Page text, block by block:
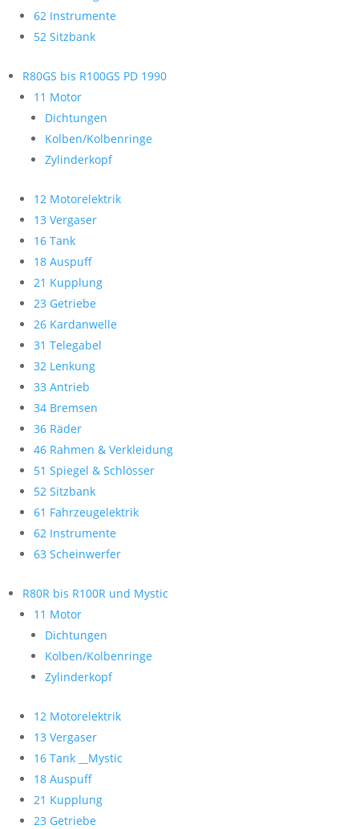
62 Instrumente
52 Sitzbank
R80GS bis R100GS PD 1990
11 Motor
Dichtungen
Kolben/Kolbenringe
Zylinderkopf
12 Motorelektrik
13 Vergaser
16 Tank
18 Auspuff
21 Kupplung
23 Getriebe
26 Kardanwelle
31 Telegabel
32 Lenkung
33 Antrieb
34 Bremsen
36 Räder
46 Rahmen & Verkleidung
51 Spiegel & Schlösser
52 Sitzbank
61 Fahrzeugelektrik
62 Instrumente
63 Scheinwerfer
R80R bis R100R und Mystic
11 Motor
Dichtungen
Kolben/Kolbenringe
Zylinderkopf
12 Motorelektrik
13 Vergaser
16 Tank __Mystic
18 Auspuff
21 Kupplung
23 Getriebe